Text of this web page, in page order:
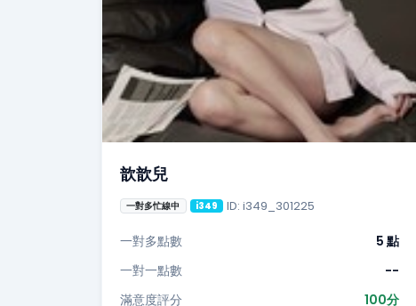
歆歆兒
一對多忙線中 i349 ID: i349_301225
一對多點數
5 點
一對一點數
--
滿意度評分
100分